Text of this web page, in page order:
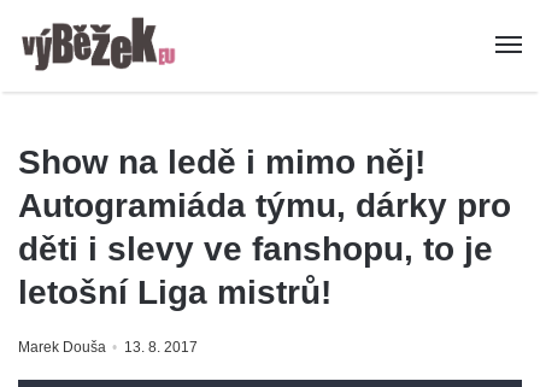
Show na ledě i mimo něj!
Autogramiáda týmu, dárky pro
děti i slevy ve fanshopu, to je
letošní Liga mistrů!
Marek Douša 13. 8. 2017